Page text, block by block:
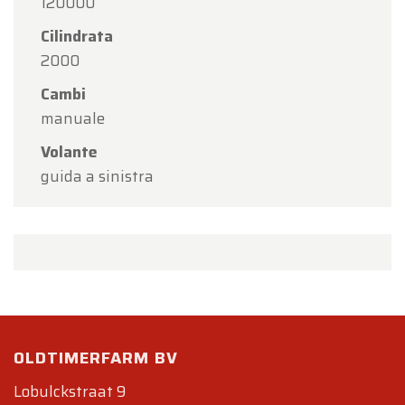
Cilindrata
2000
Cambi
manuale
Volante
guida a sinistra
OLDTIMERFARM BV
Lobulckstraat 9